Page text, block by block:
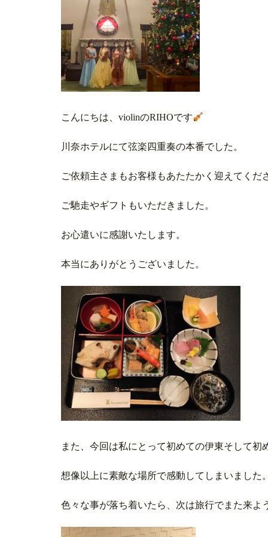
こんにちは、violinのRIHOです
川奈ホテルにて弦楽四重奏の本番でした。
ご依頼主さまもお客様もあたたかく迎えてく
ご馳走やギフトもいただきました。
お心遣いに感謝いたします。
本当にありがとうございました。
また、今回は私にとって初めての伊東そして
想像以上に素敵な場所で感動してしまいました
色々な事が落ち着いたら、次は旅行でまた来よ